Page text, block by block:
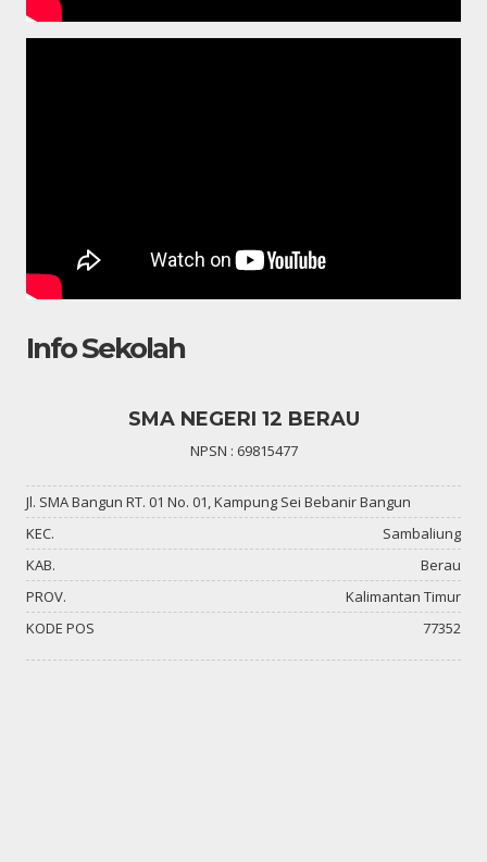
Info Sekolah
SMA NEGERI 12 BERAU
NPSN : 69815477
Jl. SMA Bangun RT. 01 No. 01, Kampung Sei Bebanir Bangun
KEC.
Sambaliung
KAB.
Berau
PROV.
Kalimantan Timur
KODE POS
77352